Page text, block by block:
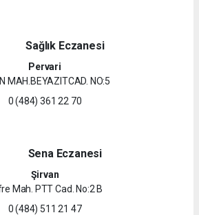
Sağlık Eczanesi
Pervari
MAH.BEYAZITCAD. NO:5
0 (484) 361 22 70
Sena Eczanesi
Şirvan
Mah. PTT Cad. No:2 B
0 (484) 511 21 47